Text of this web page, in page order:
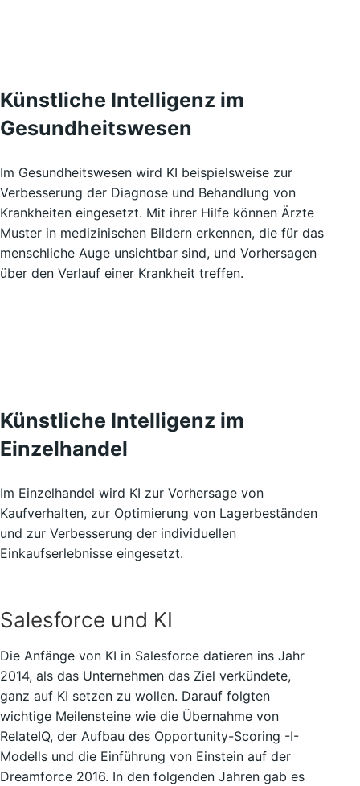
Künstliche Intelligenz im
Gesundheitswesen
Im Gesundheitswesen wird KI beispielsweise zur
Verbesserung der Diagnose und Behandlung von
Krankheiten eingesetzt. Mit ihrer Hilfe können Ärzte
Muster in medizinischen Bildern erkennen, die für das
menschliche Auge unsichtbar sind, und Vorhersagen
über den Verlauf einer Krankheit treffen.
Künstliche Intelligenz im
Einzelhandel
Im Einzelhandel wird KI zur Vorhersage von
Kaufverhalten, zur Optimierung von Lagerbeständen
und zur Verbesserung der individuellen
Einkaufserlebnisse eingesetzt.
Salesforce und KI
Die Anfänge von KI in Salesforce datieren ins Jahr
2014, als das Unternehmen das Ziel verkündete,
ganz auf KI setzen zu wollen. Darauf folgten
wichtige Meilensteine wie die Übernahme von
RelateIQ, der Aufbau des Opportunity-Scoring -I-
Modells und die Einführung von Einstein auf der
Dreamforce 2016. In den folgenden Jahren gab es